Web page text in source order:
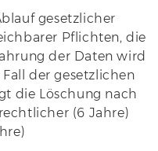
gesetzlicher
Pflichten, die
der Daten wird
der gesetzlichen
die Löschung nach
(6 Jahre)